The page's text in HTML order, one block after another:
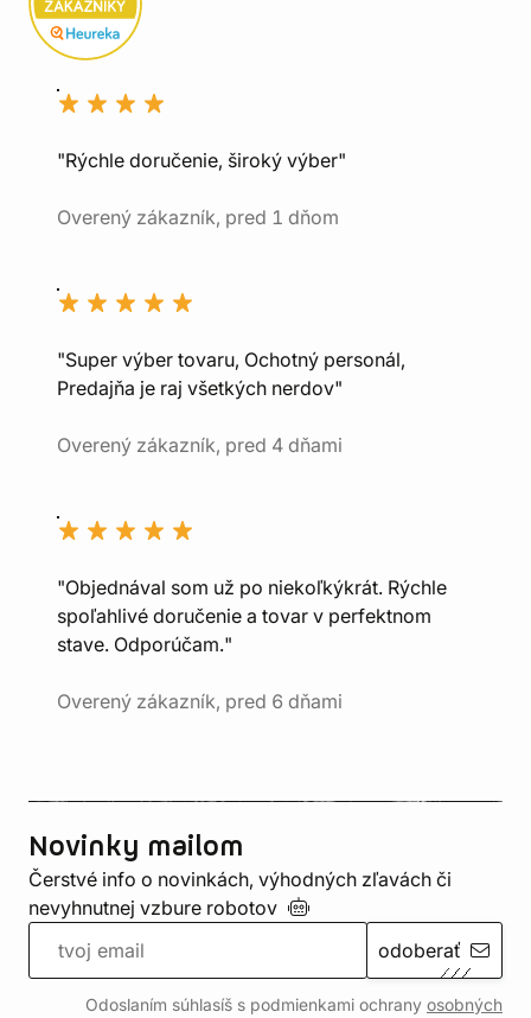
"Rýchle doručenie, široký výber"
Overený zákazník, pred 1 dňom
"Super výber tovaru, Ochotný personál,
Predajňa je raj všetkých nerdov"
Overený zákazník, pred 4 dňami
"Objednával som už po niekoľkýkrát. Rýchle
spoľahlivé doručenie a tovar v perfektnom
stave. Odporúčam."
Overený zákazník, pred 6 dňami
Novinky mailom
Čerstvé info o novinkách, výhodných zľavách či
nevyhnutnej vzbure robotov
odoberať
Odoslaním súhlasíš s podmienkami ochrany osobných